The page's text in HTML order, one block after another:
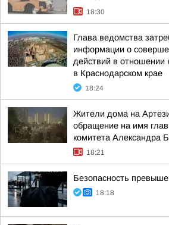
18:30
Глава ведомства
информации о
действий в отношении
в Краснодарском крае
18:24
Жители дома на
обращение на имя
комитета Александра
18:21
Безопасность превыше
18:18